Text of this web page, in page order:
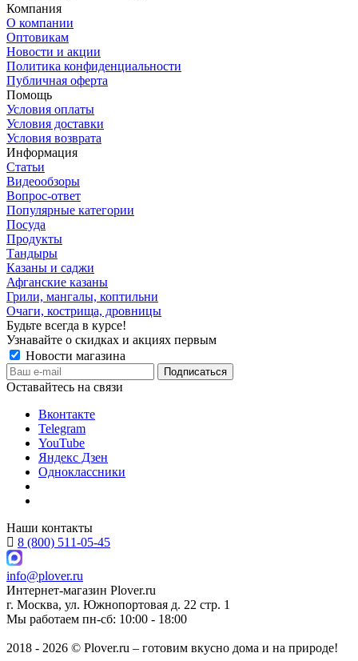
Компания
О компании
Оптовикам
Новости и акции
Политика конфиденциальности
Публичная оферта
Помощь
Условия оплаты
Условия доставки
Условия возврата
Информация
Статьи
Видеообзоры
Вопрос-ответ
Популярные категории
Посуда
Продукты
Тандыры
Казаны и саджи
Афганские казаны
Грили, мангалы, коптильни
Очаги, кострища, дровницы
Будьте всегда в курсе!
Узнавайте о скидках и акциях первым
Новости магазина
Оставайтесь на связи
Вконтакте
Telegram
YouTube
Яндекс Дзен
Одноклассники
Наши контакты
8 (800) 511-05-45
info@plover.ru
Интернет-магазин Plover.ru
г. Москва, ул. Южнопортовая д. 22 стр. 1
Мы работаем пн-сб: 10:00 - 18:00
2018 - 2026 © Plover.ru – готовим вкусно дома и на природе!